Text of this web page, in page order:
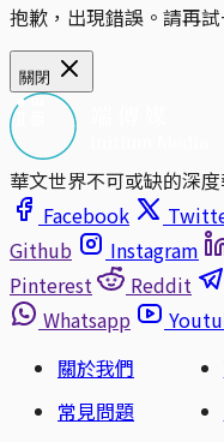
抱歉，出現錯誤。請再試
關閉
華文世界不可或缺的深
Facebook
Github
Instagram
Pinterest
Reddit
Whatsapp
關於我們
常見問題